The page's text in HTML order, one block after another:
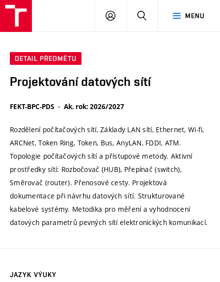
MENU
PŘIHLÁSIT
DETAIL PŘEDMĚTU
Projektování datových sítí
FEKT-BPC-PDS Ak. rok: 2026/2027
Rozdělení počítačových sítí, Základy LAN sítí, Ethernet, Wi-fi,
ARCNet, Token Ring, Token, Bus, AnyLAN, FDDI, ATM.
Topologie počítačových sítí a přístupové metody. Aktivní
prostředky sítí: Rozbočovač (HUB), Přepínač (switch),
Směrovač (router). Přenosové cesty. Projektová
dokumentace při návrhu datových sítí. Strukturované
kabelové systémy. Metodika pro měření a vyhodnocení
datových parametrů pevných sítí elektronických komunikací.
JAZYK VÝUKY